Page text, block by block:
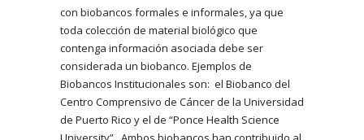
con biobancos formales e informales, ya que
toda colección de material biológico que
contenga información asociada debe ser
considerada un biobanco. Ejemplos de
Biobancos Institucionales son: el Biobanco del
Centro Comprensivo de Cáncer de la Universidad
de Puerto Rico y el de “Ponce Health Science